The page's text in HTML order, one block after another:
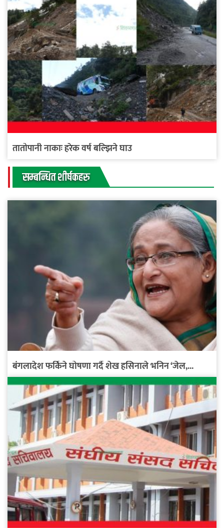
तातोपानी नाकाः हरेक वर्ष बल्झिने घाउ
सम्बन्धित शीर्षकहरु
बंगलादेश फर्किने घोषणा गर्दै शेख हसिनाले भनिन ‘जेल,...